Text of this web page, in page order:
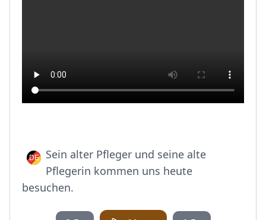
Sein alter Pfleger und seine alte
Pflegerin kommen uns heute
besuchen.